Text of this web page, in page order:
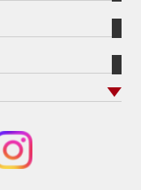
アンフ
リア
ツイ
スタ
方）